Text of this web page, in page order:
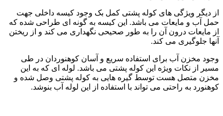
از دیگر ویژگی های کوله پشتی کمل بک وجود کیسه داخلی جهت
حمل آب و مایعات می باشد. این کیسه به گونه ای طراحی شده که
از مایعات درون آن را به طور صحیحی نگهداری می کند و از ریختن
آنها جلوگیری می کند.
وجود مخزن آب برای استفاده سریع و آسان کوهنوردان در طی
مسیر از نکات ویژه این کوله پشتی می باشد. لوله ای که به این
مخزن متصل هست توسط گیره هایی به کوله پشتی وصل شده و
کوهنورد به راحتی می تواند با استفاده از این لوله آب بنوشد.